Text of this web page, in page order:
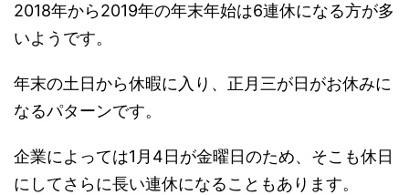
2018年から2019年の年末年始は6連休になる方が多
いようです。
年末の土日から休暇に入り、正月三が日がお休みに
なるパターンです。
企業によっては1月4日が金曜日のため、そこも休日
にしてさらに長い連休になることもあります。